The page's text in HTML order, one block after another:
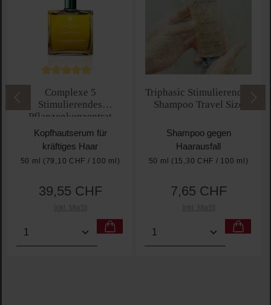
Durchschnittliche Bewertung von 5 von 5 Sternen
Complexe 5
Stimulierendes
Pflanzenkonzentrat
Kopfhautserum für
kräftiges Haar
50 ml (79,10 CHF / 100 ml)
Regulärer Preis:
39,55 CHF
Inkl. MwSt
Produkt Anzahl: Gib den gewünschten Wert ein
Triphasic Stimulierendes
Shampoo Travel Size
Shampoo gegen
Haarausfall
50 ml (15,30 CHF / 100 ml)
Regulärer Preis:
7,65 CHF
Inkl. MwSt
Produkt Anzahl: Gib